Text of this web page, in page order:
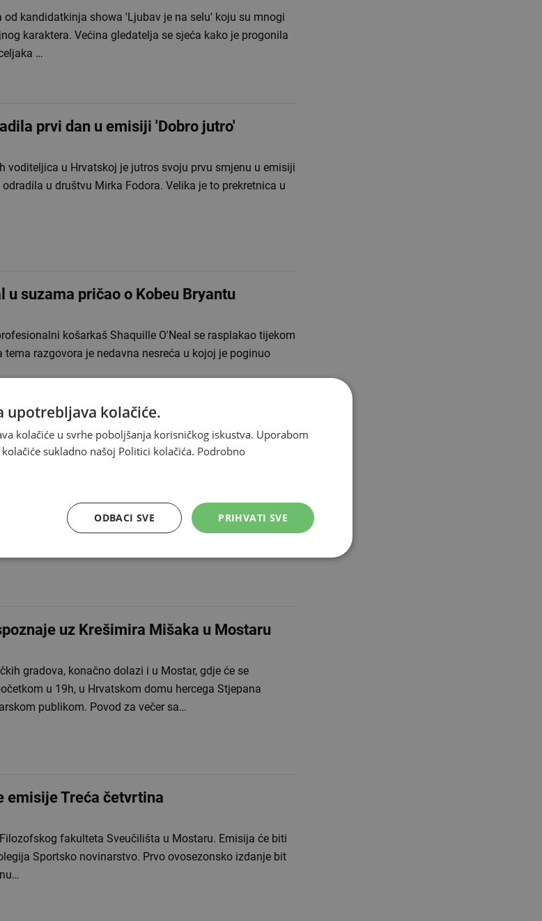
od kandidatkinja showa 'Ljubav je na selu' koju su mnogi
karaktera. Većina gledatelja se sjeća kako je progonila
…
prvi dan u emisiji 'Dobro jutro'
voditeljica u Hrvatskoj je jutros svoju prvu smjenu u emisiji
u društvu Mirka Fodora. Velika je to prekretnica u
u suzama pričao o Kobeu Bryantu
košarkaš Shaquille O'Neal se rasplakao tijekom
razgovora je nedavna nesreća u kojoj je poginuo
Izletjela sam iz studija, nisam mogla
voditeljica Marijana Batinić progovorila je o tome koliko
uz Krešimira Mišaka u Mostaru
gradova, konačno dolazi i u Mostar, gdje će se
u 19h, u Hrvatskom domu hercega Stjepana
publikom. Povod za večer sa…
emisije Treća četvrtina
fakulteta Sveučilišta u Mostaru. Emisija će biti
Sportsko novinarstvo. Prvo ovosezonsko izdanje bit
upotrebljava kolačiće.
kolačiće u svrhe poboljšanja korisničkog iskustva. Uporabom
sukladno našoj Politici kolačića. Podrobno
PRIHVATI SVE
ODBACI SVE